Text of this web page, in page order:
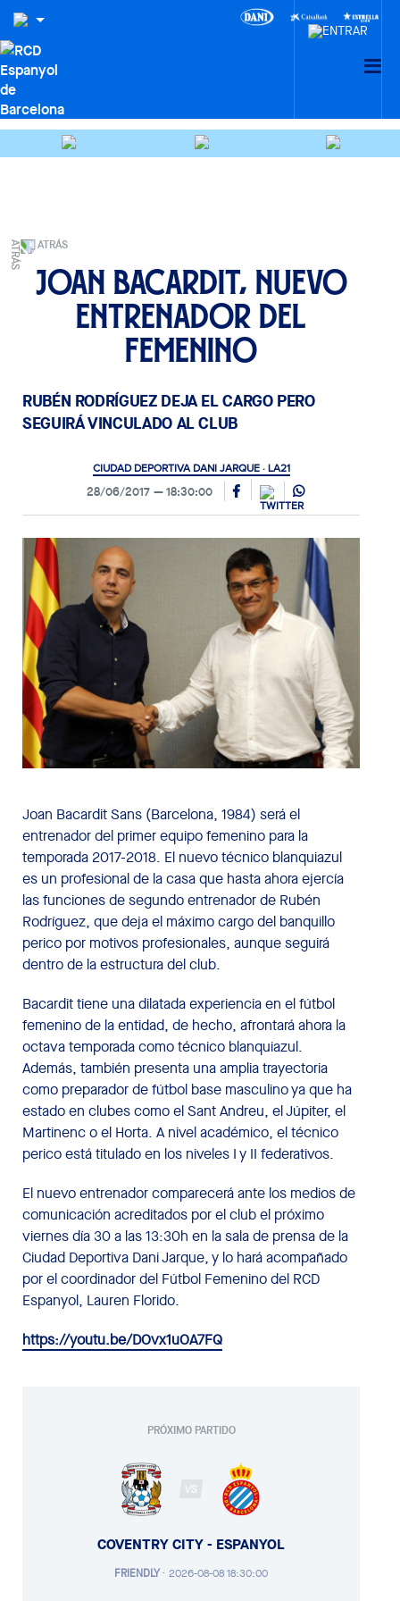
ATRÁS
Joan Bacardit, nuevo
entrenador del
Femenino
RUBÉN RODRÍGUEZ DEJA EL CARGO PERO
SEGUIRÁ VINCULADO AL CLUB
CIUDAD DEPORTIVA DANI JARQUE · LA21
28/06/2017 18:30:00
Joan Bacardit Sans (Barcelona, 1984) será el
entrenador del primer equipo femenino para la
temporada 2017-2018. El nuevo técnico blanquiazul
es un profesional de la casa que hasta ahora ejercía
las funciones de segundo entrenador de Rubén
Rodríguez, que deja el máximo cargo del banquillo
perico por motivos profesionales, aunque seguirá
dentro de la estructura del club.
Bacardit tiene una dilatada experiencia en el fútbol
femenino de la entidad, de hecho, afrontará ahora la
octava temporada como técnico blanquiazul.
Además, también presenta una amplia trayectoria
como preparador de fútbol base masculino ya que ha
estado en clubes como el Sant Andreu, el Júpiter, el
Martinenc o el Horta. A nivel académico, el técnico
perico está titulado en los niveles I y II federativos.
El nuevo entrenador comparecerá ante los medios de
comunicación acreditados por el club el próximo
viernes día 30 a las 13:30h en la sala de prensa de la
Ciudad Deportiva Dani Jarque, y lo hará acompañado
por el coordinador del Fútbol Femenino del RCD
Espanyol, Lauren Florido.
https://youtu.be/DOvx1uOA7FQ
PRÓXIMO PARTIDO
VS
COVENTRY CITY - ESPANYOL
FRIENDLY· 2026-08-08 18:30:00